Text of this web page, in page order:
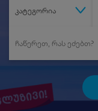
კატეგორია